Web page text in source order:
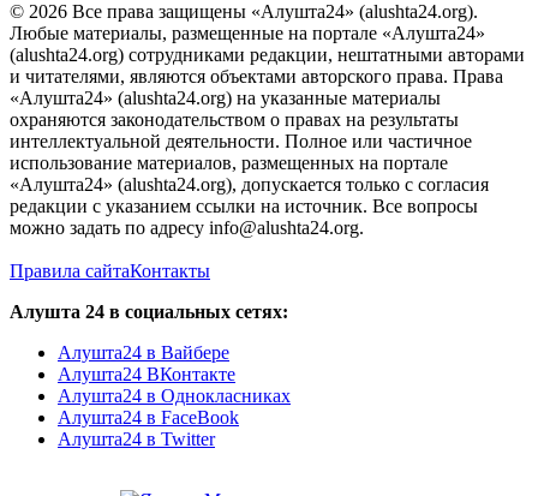
© 2026 Все права защищены «Алушта24» (alushta24.org).
Любые материалы, размещенные на портале «Алушта24»
(alushta24.org) сотрудниками редакции, нештатными авторами
и читателями, являются объектами авторского права. Права
«Алушта24» (alushta24.org) на указанные материалы
охраняются законодательством о правах на результаты
интеллектуальной деятельности. Полное или частичное
использование материалов, размещенных на портале
«Алушта24» (alushta24.org), допускается только с согласия
редакции с указанием ссылки на источник. Все вопросы
можно задать по адресу info@alushta24.org.
Правила сайтаКонтакты
Алушта 24 в социальных сетях:
Алушта24 в Вайбере
Алушта24 ВКонтакте
Алушта24 в Однокласниках
Алушта24 в FaceBook
Алушта24 в Twitter